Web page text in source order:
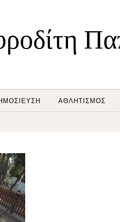
ΑΘΛΗΤΙΣΜΌΣ